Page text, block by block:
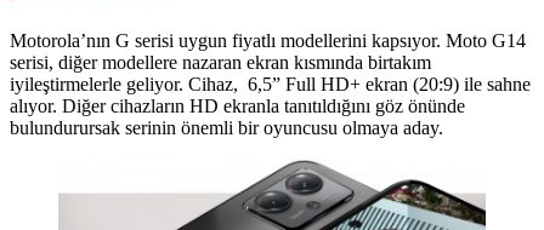
Motorola’nın G serisi uygun fiyatlı modellerini kapsıyor. Moto G14
serisi, diğer modellere nazaran ekran kısmında birtakım
iyileştirmelerle geliyor. Cihaz, 6,5” Full HD+ ekran (20:9) ile sahne
alıyor. Diğer cihazların HD ekranla tanıtıldığını göz önünde
bulundurursak serinin önemli bir oyuncusu olmaya aday.